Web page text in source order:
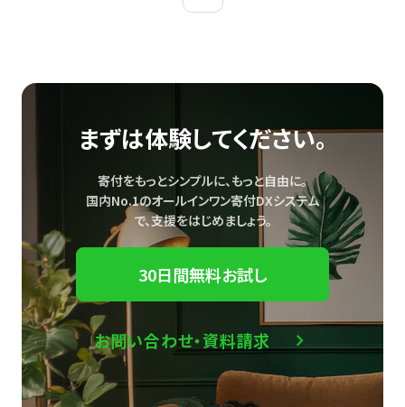
まずは体験してください。
寄付をもっとシンプルに、もっと自由に。
国内No.1のオールインワン寄付DXシステム
で、支援をはじめましょう。
30日間無料お試し
お問い合わせ・資料請求